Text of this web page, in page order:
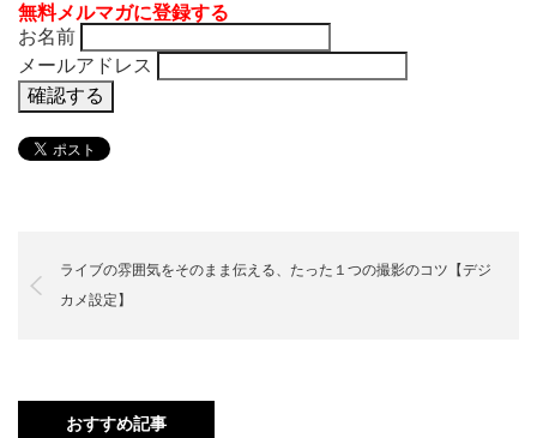
無料メルマガに登録する
お名前
メールアドレス
ライブの雰囲気をそのまま伝える、たった１つの撮影のコツ【デジ
カメ設定】
おすすめ記事